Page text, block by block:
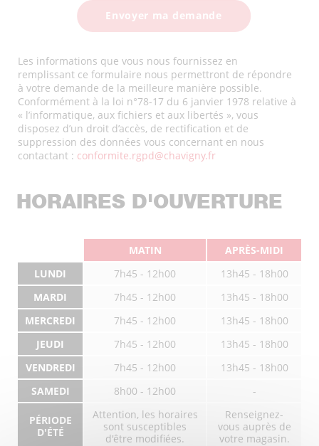
Les informations que vous nous fournissez en
remplissant ce formulaire nous permettront de répondre
à votre demande de la meilleure manière possible.
Conformément à la loi n°78-17 du 6 janvier 1978 relative à
« l’informatique, aux fichiers et aux libertés », vous
disposez d’un droit d’accès, de rectification et de
suppression des données vous concernant en nous
contactant : conformite.rgpd@chavigny.fr
HORAIRES D'OUVERTURE
MATIN
APRÈS-MIDI
LUNDI
7h45 - 12h00
13h45 - 18h00
MARDI
7h45 - 12h00
13h45 - 18h00
MERCREDI
7h45 - 12h00
13h45 - 18h00
JEUDI
7h45 - 12h00
13h45 - 18h00
VENDREDI
7h45 - 12h00
13h45 - 18h00
SAMEDI
8h00 - 12h00 -
PÉRIODE
D'ÉTÉ
Attention, les horaires
sont susceptibles
d'être modifiées.
Renseignez-
vous auprès de
votre magasin.